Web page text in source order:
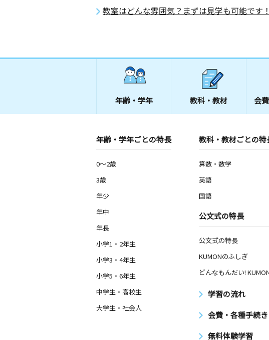
教室はどんな雰囲気？まずは見学も可能です！
年齢・学年 教科・教材 会
年齢・学年ごとの特長
0～2歳
3歳
年少
年中
年長
小学1・2年生
小学3・4年生
小学5・6年生
中学生・高校生
大学生・社会人
教科・教材ごとの特
算数・数学
英語
国語
公文式の特長
公文式の特長
KUMONのふしぎ
どんなもんだい!
学習の流れ
会費・各種手続き
無料体験学習